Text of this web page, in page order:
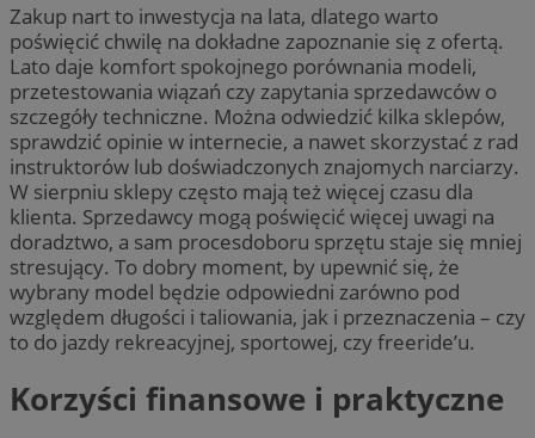
Zakup nart to inwestycja na lata, dlatego warto
poświęcić chwilę na dokładne zapoznanie się z ofertą.
Lato daje komfort spokojnego porównania modeli,
przetestowania wiązań czy zapytania sprzedawców o
szczegóły techniczne. Można odwiedzić kilka sklepów,
sprawdzić opinie w internecie, a nawet skorzystać z rad
instruktorów lub doświadczonych znajomych narciarzy.
W sierpniu sklepy często mają też więcej czasu dla
klienta. Sprzedawcy mogą poświęcić więcej uwagi na
doradztwo, a sam procesdoboru sprzętu staje się mniej
stresujący. To dobry moment, by upewnić się, że
wybrany model będzie odpowiedni zarówno pod
względem długości i taliowania, jak i przeznaczenia – czy
to do jazdy rekreacyjnej, sportowej, czy freeride’u.
Korzyści finansowe i praktyczne